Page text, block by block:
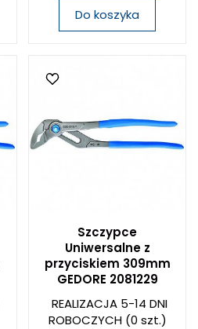
Do koszyka
Szczypce
Uniwersalne z
przyciskiem 309mm
GEDORE 2081229
REALIZACJA 5-14 DNI
ROBOCZYCH(0 szt.)